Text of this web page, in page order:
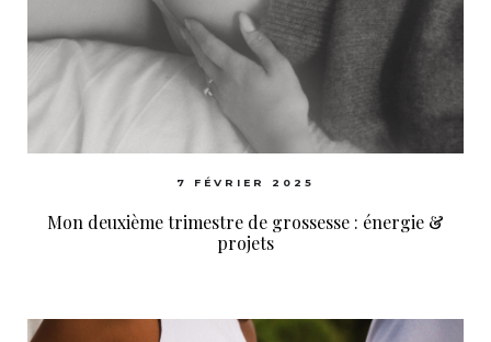
7 FÉVRIER 2025
Mon deuxième trimestre de grossesse : énergie &
projets